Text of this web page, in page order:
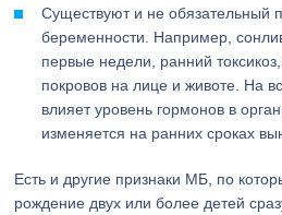
Существуют и не обязательный
беременности. Например,
первые недели, ранний
покровов на лице и животе. На
влияет уровень гормонов в
изменяется на ранних сроках
Есть и другие признаки МБ, по
рождение двух или более детей